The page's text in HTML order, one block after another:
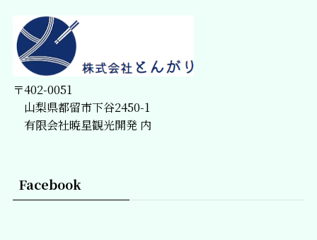
〒402-0051
山梨県都留市下谷2450-1
有限会社暁星観光開発 内
Facebook